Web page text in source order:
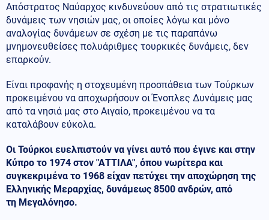
Απόστρατος Ναύαρχος κινδυνεύουν από τις στρατιωτικές
δυνάμεις των νησιών μας, οι οποίες λόγω και μόνο
αναλογίας δυνάμεων σε σχέση με τις παραπάνω
μνημονευθείσες πολυάριθμες τουρκικές δυνάμεις, δεν
επαρκούν.
Είναι προφανής η στοχευμένη προσπάθεια των Τούρκων
προκειμένου να αποχωρήσουν οι Ένοπλες Δυνάμεις μας
από τα νησιά μας στο Αιγαίο, προκειμένου να τα
καταλάβουν εύκολα.
Οι Τούρκοι ευελπιστούν να γίνει αυτό που έγινε και στην
Κύπρο το 1974 στον "ΑΤΤΙΛΑ", όπου νωρίτερα και
συγκεκριμένα το 1968 είχαν πετύχει την αποχώρηση της
Ελληνικής Μεραρχίας, δυνάμεως 8500 ανδρών, από
τη Μεγαλόνησο.